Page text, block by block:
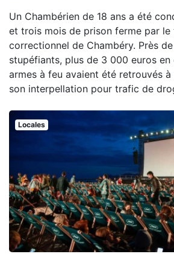
Un Chambérien de 18 ans a été
et trois mois de prison ferme par le
correctionnel de Chambéry. Près
stupéfiants, plus de 3 000 euros en
armes à feu avaient été retrouvés
son interpellation pour trafic de
Locales